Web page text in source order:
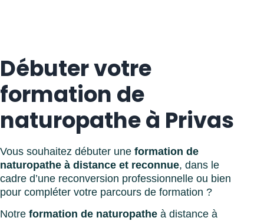
Débuter votre
formation de
naturopathe à Privas
Vous souhaitez débuter une formation de
naturopathe à distance et reconnue, dans le
cadre d’une reconversion professionnelle ou bien
pour compléter votre parcours de formation ?
Notre formation de naturopathe à distance à